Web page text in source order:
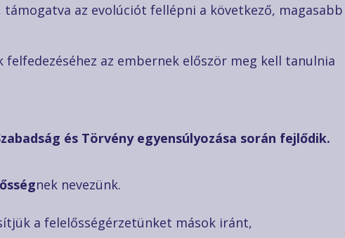
támogatva az evolúciót fellépni a következő, magasabb
felfedezéséhez az embernek először meg kell tanulnia
és Törvény egyensúlyozása során fejlődik.
nek nevezünk.
a felelősségérzetünket mások iránt,